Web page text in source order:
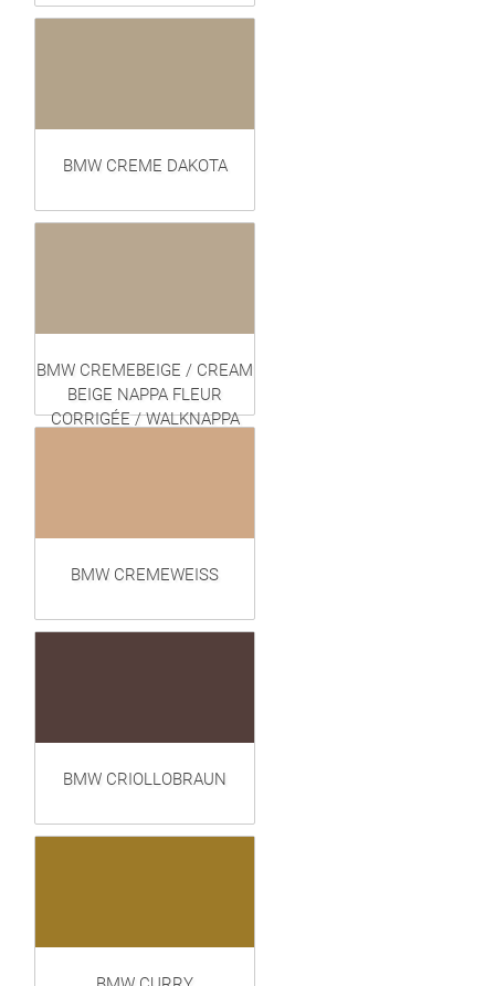
BMW CREME DAKOTA
BMW CREMEBEIGE / CREAM
BEIGE NAPPA FLEUR
CORRIGÉE / WALKNAPPA
BMW CREMEWEISS
BMW CRIOLLOBRAUN